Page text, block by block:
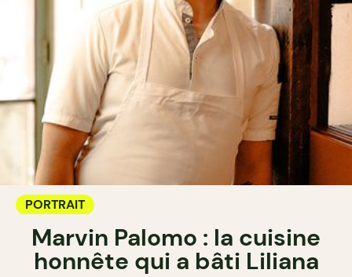
PORTRAIT
Marvin Palomo : la cuisine
honnête qui a bâti Liliana